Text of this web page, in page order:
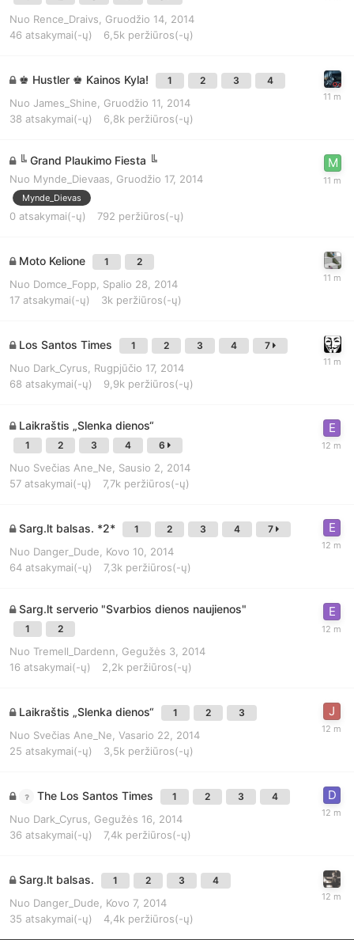
Nuo Rence_Draivs
Gruodžio 14, 2014
46 atsakymai(-ų) 6,5k peržiūros(-ų)
♚ Hustler ♚ Kainos Kyla! 1 2 3 4
Nuo James_Shine
Gruodžio 11, 2014
38 atsakymai(-ų) 6,8k peržiūros(-ų)
╚ Grand Plaukimo Fiesta ╚
Nuo Mynde_Dievaas Gruodžio 17, 2014
Mynde_Dievas
0 atsakymai(-ų) 792 peržiūros(-ų)
Moto Kelione 1 2
Nuo Domce_Fopp
Spalio 28, 2014
17 atsakymai(-ų) 3k peržiūros(-ų)
Los Santos Times 1 2 3 4 7
Nuo Dark_Cyrus
Rugpjūčio 17, 2014
68 atsakymai(-ų) 9,9k peržiūros(-ų)
Laikraštis „Slenka dienos“
1 2 3 4 6
Nuo Svečias Ane_Ne
Sausio 2, 2014
57 atsakymai(-ų) 7,7k peržiūros(-ų)
Sarg.lt balsas. *2* 1 2 3 4 7
Nuo Danger_Dude
Kovo 10, 2014
64 atsakymai(-ų) 7,3k peržiūros(-ų)
Sarg.lt serverio "Svarbios dienos naujienos"
1 2
Nuo Tremell_Dardenn
Gegužės 3, 2014
16 atsakymai(-ų) 2,2k peržiūros(-ų)
Laikraštis „Slenka dienos“ 1 2 3
Nuo Svečias Ane_Ne Vasario 22, 2014
25 atsakymai(-ų) 3,5k peržiūros(-ų)
The Los Santos Times 1 2 3 4
Nuo Dark_Cyrus
Gegužės 16, 2014
36 atsakymai(-ų) 7,4k peržiūros(-ų)
Sarg.lt balsas. 1 2 3 4
Nuo Danger_Dude
Kovo 7, 2014
35 atsakymai(-ų) 4,4k peržiūros(-ų)